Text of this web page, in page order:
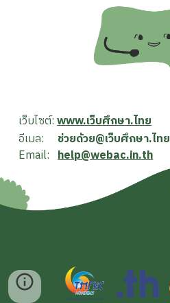
เว็บไซต์:www.เว็บศึกษา.ไทย
อีเมล: ช่วยด้วย@เว็บศึกษา.ไทย
Email:help@webac.in.th